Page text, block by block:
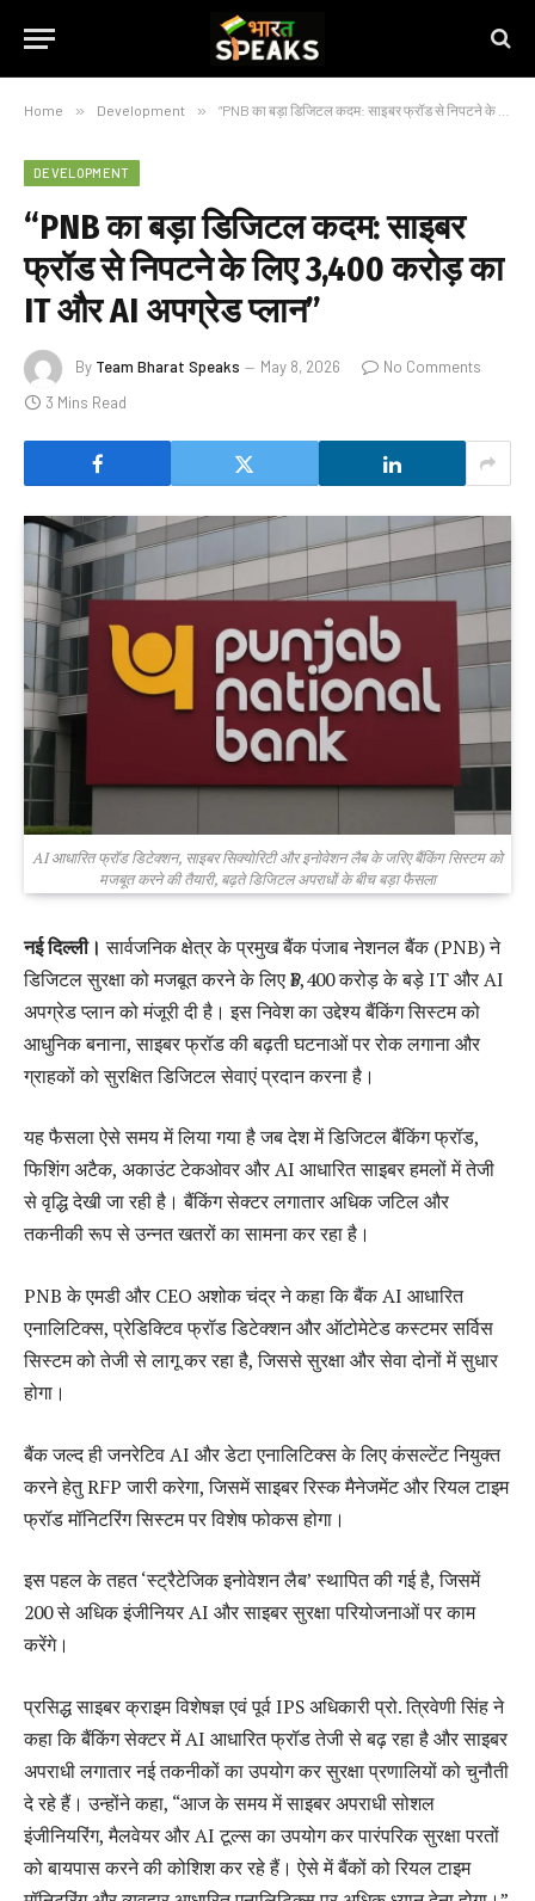
Home » Development » “PNB का बड़ा डिजिटल कदम: साइबर फ्रॉड से निपटने के लिए ₹3,400 करोड़ का IT और AI अपग्रेड प्लान”
DEVELOPMENT
“PNB का बड़ा डिजिटल कदम: साइबर
फ्रॉड से निपटने के लिए ₹3,400 करोड़ का
IT और AI अपग्रेड प्लान”
By Team Bharat Speaks May 8, 2026
No Comments
3 Mins Read
AI आधारित फ्रॉड डिटेक्शन, साइबर सिक्योरिटी और इनोवेशन लैब के जरिए बैंकिंग सिस्टम को
मजबूत करने की तैयारी, बढ़ते डिजिटल अपराधों के बीच बड़ा फैसला
नई दिल्ली। सार्वजनिक क्षेत्र के प्रमुख बैंक पंजाब नेशनल बैंक (PNB) ने
डिजिटल सुरक्षा को मजबूत करने के लिए ₹3,400 करोड़ के बड़े IT और AI
अपग्रेड प्लान को मंजूरी दी है। इस निवेश का उद्देश्य बैंकिंग सिस्टम को
आधुनिक बनाना, साइबर फ्रॉड की बढ़ती घटनाओं पर रोक लगाना और
ग्राहकों को सुरक्षित डिजिटल सेवाएं प्रदान करना है।
यह फैसला ऐसे समय में लिया गया है जब देश में डिजिटल बैंकिंग फ्रॉड,
फिशिंग अटैक, अकाउंट टेकओवर और AI आधारित साइबर हमलों में तेजी
से वृद्धि देखी जा रही है। बैंकिंग सेक्टर लगातार अधिक जटिल और
तकनीकी रूप से उन्नत खतरों का सामना कर रहा है।
PNB के एमडी और CEO अशोक चंद्र ने कहा कि बैंक AI आधारित
एनालिटिक्स, प्रेडिक्टिव फ्रॉड डिटेक्शन और ऑटोमेटेड कस्टमर सर्विस
सिस्टम को तेजी से लागू कर रहा है, जिससे सुरक्षा और सेवा दोनों में सुधार
होगा।
बैंक जल्द ही जनरेटिव AI और डेटा एनालिटिक्स के लिए कंसल्टेंट नियुक्त
करने हेतु RFP जारी करेगा, जिसमें साइबर रिस्क मैनेजमेंट और रियल टाइम
फ्रॉड मॉनिटरिंग सिस्टम पर विशेष फोकस होगा।
इस पहल के तहत ‘स्ट्रैटेजिक इनोवेशन लैब’ स्थापित की गई है, जिसमें
200 से अधिक इंजीनियर AI और साइबर सुरक्षा परियोजनाओं पर काम
करेंगे।
प्रसिद्ध साइबर क्राइम विशेषज्ञ एवं पूर्व IPS अधिकारी प्रो. त्रिवेणी सिंह ने
कहा कि बैंकिंग सेक्टर में AI आधारित फ्रॉड तेजी से बढ़ रहा है और साइबर
अपराधी लगातार नई तकनीकों का उपयोग कर सुरक्षा प्रणालियों को चुनौती
दे रहे हैं। उन्होंने कहा, “आज के समय में साइबर अपराधी सोशल
इंजीनियरिंग, मैलवेयर और AI टूल्स का उपयोग कर पारंपरिक सुरक्षा परतों
को बायपास करने की कोशिश कर रहे हैं। ऐसे में बैंकों को रियल टाइम